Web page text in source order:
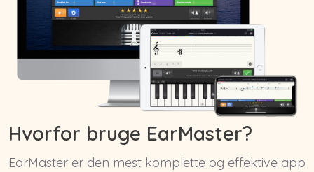
Hvorfor bruge EarMaster?
EarMaster er den mest komplette og effektive app